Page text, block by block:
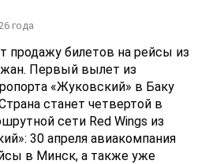
года
продажу билетов на рейсы из
Первый вылет из
«Жуковский» в Баку
станет четвертой в
сети Red Wings из
30 апреля авиакомпания
в Минск, а также уже